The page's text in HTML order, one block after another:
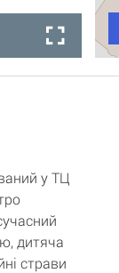
у ТЦ
дитяча
страви